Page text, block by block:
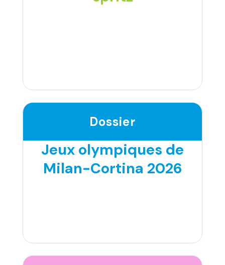
Dossier
Jeux olympiques de
Milan-Cortina 2026